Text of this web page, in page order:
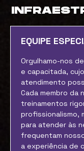
EQUIPE
Orgulhamo-nos
e capacitada,
atendimento
Cada membro da
treinamentos
profissionalismo,
para atender às
frequentam
a experiência de